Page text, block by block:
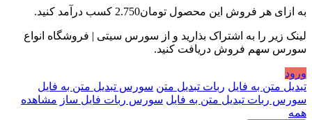
به ازای هر فروش این محصول تومان2.750 کسب درآمد کنید.
لینک زیر را به اشتراک بذارید و از سورس سیتی | فروشگاه انواع
سورس سهم فروش دریافت کنید.
ورود
تبدیل متن به فایل ربات تبدیل متن سورس تبدیل متن به فایل
سورس ربات تبدیل متن به فایل سورس ربات فایل ساز مشاهده
همه